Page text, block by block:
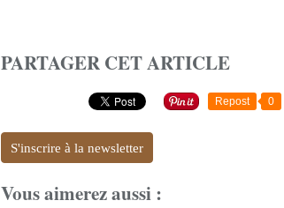
PARTAGER CET ARTICLE
Repost 0
S'inscrire à la newsletter
Vous aimerez aussi :